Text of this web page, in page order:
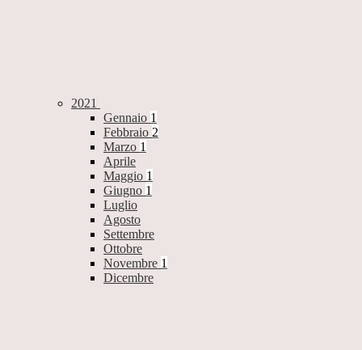
2021
Gennaio 1
Febbraio 2
Marzo 1
Aprile
Maggio 1
Giugno 1
Luglio
Agosto
Settembre
Ottobre
Novembre 1
Dicembre